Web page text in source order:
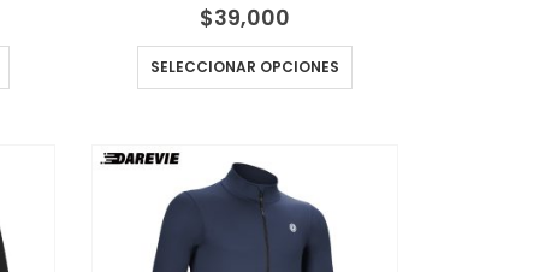
0out of 5
$39,000
SELECCIONAR OPCIONES